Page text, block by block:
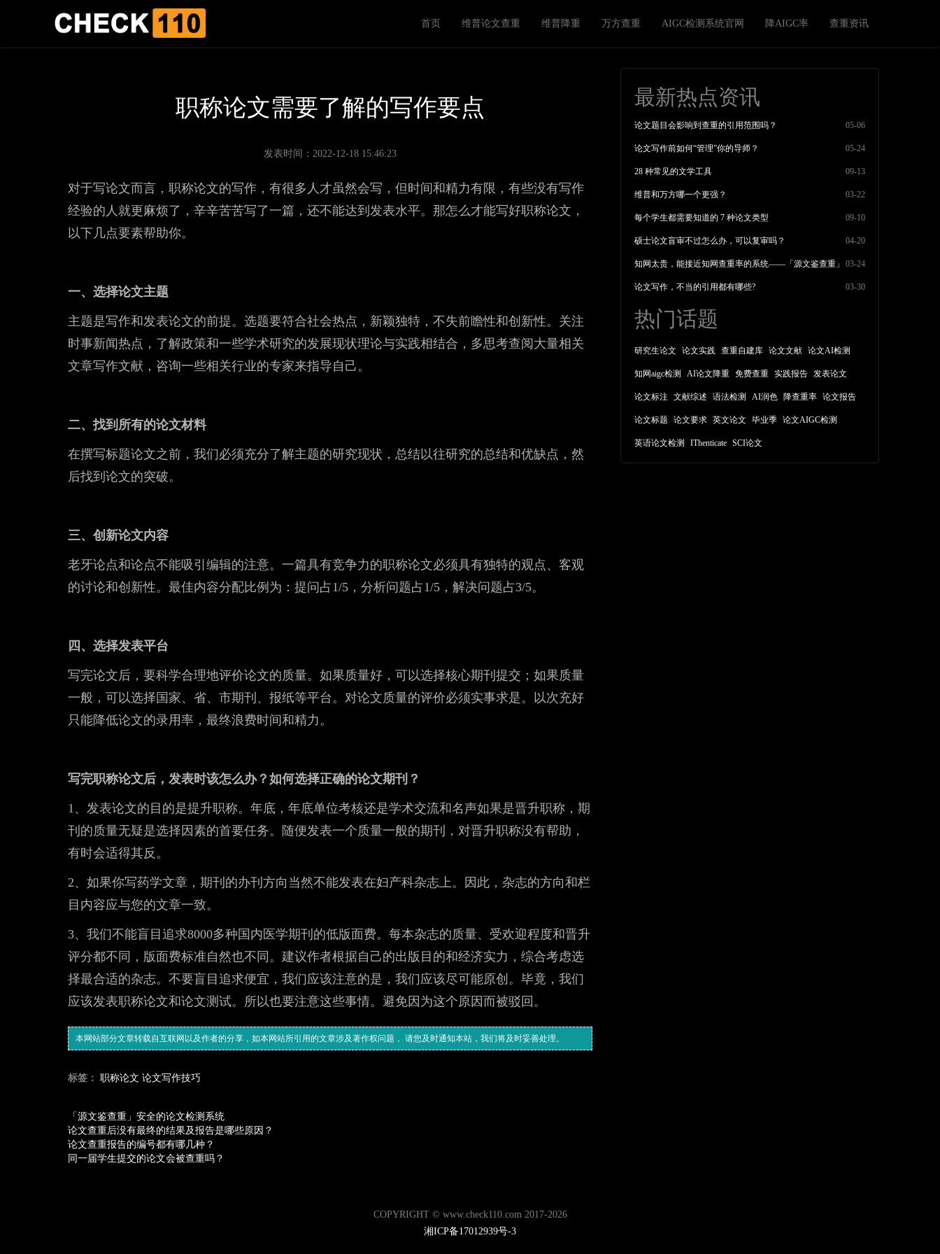
n
a
g
a
n
首页 维普论文查重 维普降重 万方查重 AIGC检测系统官网 降AIGC率 查重资讯
职称论文需要了解的写作要点
发表时间：2022-12-18 15:46:23
对于写论文而言，职称论文的写作，有很多人才虽然会写，但时间和精力有限，有些没有写作
经验的人就更麻烦了，辛辛苦苦写了一篇，还不能达到发表水平。那怎么才能写好职称论文，
以下几点要素帮助你。
一、选择论文主题
主题是写作和发表论文的前提。选题要符合社会热点，新颖独特，不失前瞻性和创新性。关注
时事新闻热点，了解政策和一些学术研究的发展现状理论与实践相结合，多思考查阅大量相关
文章写作文献，咨询一些相关行业的专家来指导自己。
二、找到所有的论文材料
在撰写标题论文之前，我们必须充分了解主题的研究现状，总结以往研究的总结和优缺点，然
后找到论文的突破。
三、创新论文内容
老牙论点和论点不能吸引编辑的注意。一篇具有竞争力的职称论文必须具有独特的观点、客观
的讨论和创新性。最佳内容分配比例为：提问占1/5，分析问题占1/5，解决问题占3/5。
四、选择发表平台
写完论文后，要科学合理地评价论文的质量。如果质量好，可以选择核心期刊提交；如果质量
一般，可以选择国家、省、市期刊、报纸等平台。对论文质量的评价必须实事求是。以次充好
只能降低论文的录用率，最终浪费时间和精力。
写完职称论文后，发表时该怎么办？如何选择正确的论文期刊？
1、发表论文的目的是提升职称。年底，年底单位考核还是学术交流和名声如果是晋升职称，期
刊的质量无疑是选择因素的首要任务。随便发表一个质量一般的期刊，对晋升职称没有帮助，
有时会适得其反。
2、如果你写药学文章，期刊的办刊方向当然不能发表在妇产科杂志上。因此，杂志的方向和栏
目内容应与您的文章一致。
3、我们不能盲目追求8000多种国内医学期刊的低版面费。每本杂志的质量、受欢迎程度和晋升
评分都不同，版面费标准自然也不同。建议作者根据自己的出版目的和经济实力，综合考虑选
择最合适的杂志。不要盲目追求便宜，我们应该注意的是，我们应该尽可能原创。毕竟，我们
应该发表职称论文和论文测试。所以也要注意这些事情。避免因为这个原因而被驳回。
本网站部分文章转载自互联网以及作者的分享，如本网站所引用的文章涉及著作权问题， 请您及时通知本站，我们将及时妥善处理。
标签： 职称论文 论文写作技巧
「源文鉴查重」安全的论文检测系统
论文查重后没有最终的结果及报告是哪些原因？
论文查重报告的编号都有哪几种？
同一届学生提交的论文会被查重吗？
最新热点资讯
论文题目会影响到查重的引用范围吗？ 05-06
论文写作前如何“管理”你的导师？ 05-24
28 种常见的文学工具 09-13
维普和万方哪一个更强？ 03-22
每个学生都需要知道的 7 种论文类型 09-10
硕士论文盲审不过怎么办，可以复审吗？ 04-20
知网太贵，能接近知网查重率的系统——「源文鉴查重」 03-24
论文写作，不当的引用都有哪些? 03-30
热门话题
研究生论文 论文实践 查重自建库 论文文献 论文AI检测
知网aigc检测 AI论文降重 免费查重 实践报告 发表论文
论文标注 文献综述 语法检测 AI润色 降查重率 论文报告
论文标题 论文要求 英文论文 毕业季 论文AIGC检测
英语论文检测 IThenticate SCI论文
COPYRIGHT © www.check110.com 2017-2026
湘ICP备17012939号-3